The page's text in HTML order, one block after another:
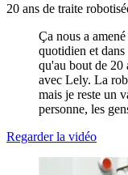
20 ans de traite
Ça nous a
quotidien et
qu'au bout de 20
avec Lely. La
mais je reste un
personne, les
Regarder la vidéo